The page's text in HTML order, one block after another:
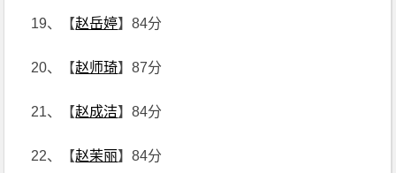
19、【赵岳婷】84分
20、【赵师琦】87分
21、【赵成洁】84分
22、【赵茉丽】84分